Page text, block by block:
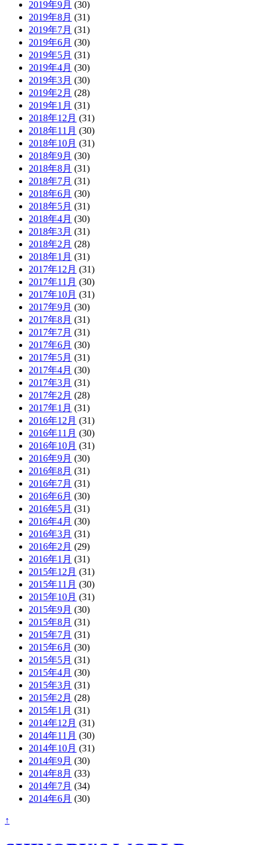
2019年9月 (30)
2019年8月 (31)
2019年7月 (31)
2019年6月 (30)
2019年5月 (31)
2019年4月 (30)
2019年3月 (30)
2019年2月 (28)
2019年1月 (31)
2018年12月 (31)
2018年11月 (30)
2018年10月 (31)
2018年9月 (30)
2018年8月 (31)
2018年7月 (31)
2018年6月 (30)
2018年5月 (31)
2018年4月 (30)
2018年3月 (31)
2018年2月 (28)
2018年1月 (31)
2017年12月 (31)
2017年11月 (30)
2017年10月 (31)
2017年9月 (30)
2017年8月 (31)
2017年7月 (31)
2017年6月 (30)
2017年5月 (31)
2017年4月 (30)
2017年3月 (31)
2017年2月 (28)
2017年1月 (31)
2016年12月 (31)
2016年11月 (30)
2016年10月 (31)
2016年9月 (30)
2016年8月 (31)
2016年7月 (31)
2016年6月 (30)
2016年5月 (31)
2016年4月 (30)
2016年3月 (31)
2016年2月 (29)
2016年1月 (31)
2015年12月 (31)
2015年11月 (30)
2015年10月 (31)
2015年9月 (30)
2015年8月 (31)
2015年7月 (31)
2015年6月 (30)
2015年5月 (31)
2015年4月 (30)
2015年3月 (31)
2015年2月 (28)
2015年1月 (31)
2014年12月 (31)
2014年11月 (30)
2014年10月 (31)
2014年9月 (30)
2014年8月 (33)
2014年7月 (34)
2014年6月 (30)
↑